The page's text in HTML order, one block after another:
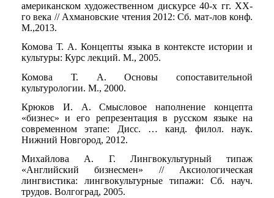
американском художественном дискурсе 40-х гг. ХХ-
го века // Ахмановские чтения 2012: Сб. мат-лов конф.
М.,2013.
Комова Т. А. Концепты языка в контексте истории и
культуры: Курс лекций. М., 2005.
Комова Т. А. Основы сопоставительной
культурологии. М., 2000.
Крюков И. А. Смысловое наполнение концепта
«бизнес» и его репрезентация в русском языке на
современном этапе: Дисс. … канд. филол. наук.
Нижний Новгород, 2012.
Михайлова А. Г. Лингвокультурный типаж
«Английский бизнесмен» // Аксиологическая
лингвистика: лингвокультурные типажи: Сб. науч.
трудов. Волгоград, 2005.